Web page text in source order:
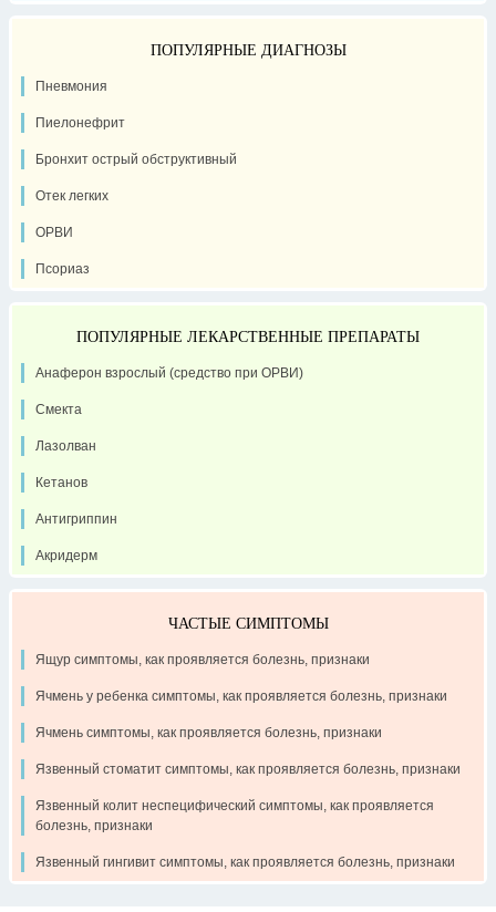
ПОПУЛЯРНЫЕ ДИАГНОЗЫ
Пневмония
Пиелонефрит
Бронхит острый обструктивный
Отек легких
ОРВИ
Псориаз
ПОПУЛЯРНЫЕ ЛЕКАРСТВЕННЫЕ ПРЕПАРАТЫ
Анаферон взрослый (средство при ОРВИ)
Смекта
Лазолван
Кетанов
Антигриппин
Акридерм
ЧАСТЫЕ СИМПТОМЫ
Ящур симптомы, как проявляется болезнь, признаки
Ячмень у ребенка симптомы, как проявляется болезнь, признаки
Ячмень симптомы, как проявляется болезнь, признаки
Язвенный стоматит симптомы, как проявляется болезнь, признаки
Язвенный колит неспецифический симптомы, как проявляется
болезнь, признаки
Язвенный гингивит симптомы, как проявляется болезнь, признаки